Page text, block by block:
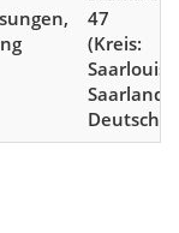
47
(Kreis:
Saarlouis)
Saarland,